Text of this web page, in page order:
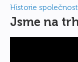
Historie
Jsme na